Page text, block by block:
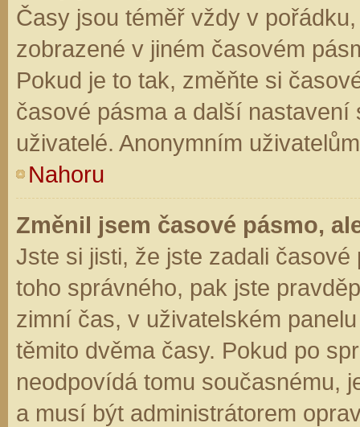
Časy jsou téměř vždy v
zobrazené v jiném časovém
Pokud je to tak, změňte si
časové pásma a další
uživatelé. Anonymním
Nahoru
Změnil jsem časové pásmo,
Jste si jisti, že jste zadali
toho správného, pak jste
zimní čas, v uživatelském
těmito dvěma časy. Pokud po
neodpovídá tomu současnému,
a musí být administrátorem